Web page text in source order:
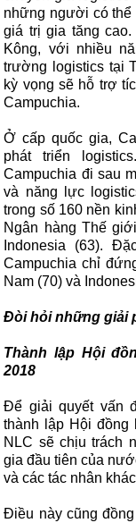
những người có thể
giá trị gia tăng
Kông, với nhiều
trường logistics tại
kỳ vọng sẽ hỗ trợ
Campuchia.
Ở cấp quốc gia,
phát triển
Campuchia đi sau
và năng lực
trong số 160 nền
Ngân hàng Thế
Indonesia (63).
Campuchia chỉ
Nam (70) và
Đòi hỏi những giải
Thành lập Hội
2018
Để giải quyết vấn
thành lập Hội đồng
NLC sẽ chịu trách
gia đầu tiên của
và các tác nhân
Điều này cũng